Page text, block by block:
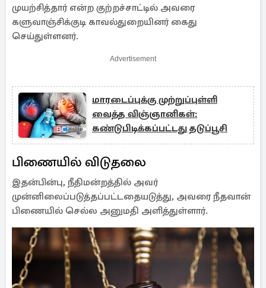
முயற்சித்தார் என்ற குற்றச்சாட்டில் அவரை
களுவாஞ்சிக்குடி காவல்துறையினர் கைது
செய்துள்ளனர்.
Advertisement
மாரடைப்புக்கு முற்றுப்புள்ளி
வைத்த விஞ்ஞானிகள்:
கண்டுபிடிக்கப்பட்டது தடுப்பூசி
பிணையில் விடுதலை
இதன்பின்பு, நீதிமன்றத்தில் அவர்
முன்னிலைப்படுத்தப்பட்டதையடுத்து, அவரை நீதவான்
பிணையில் செல்ல அனுமதி அளித்துள்ளார்.